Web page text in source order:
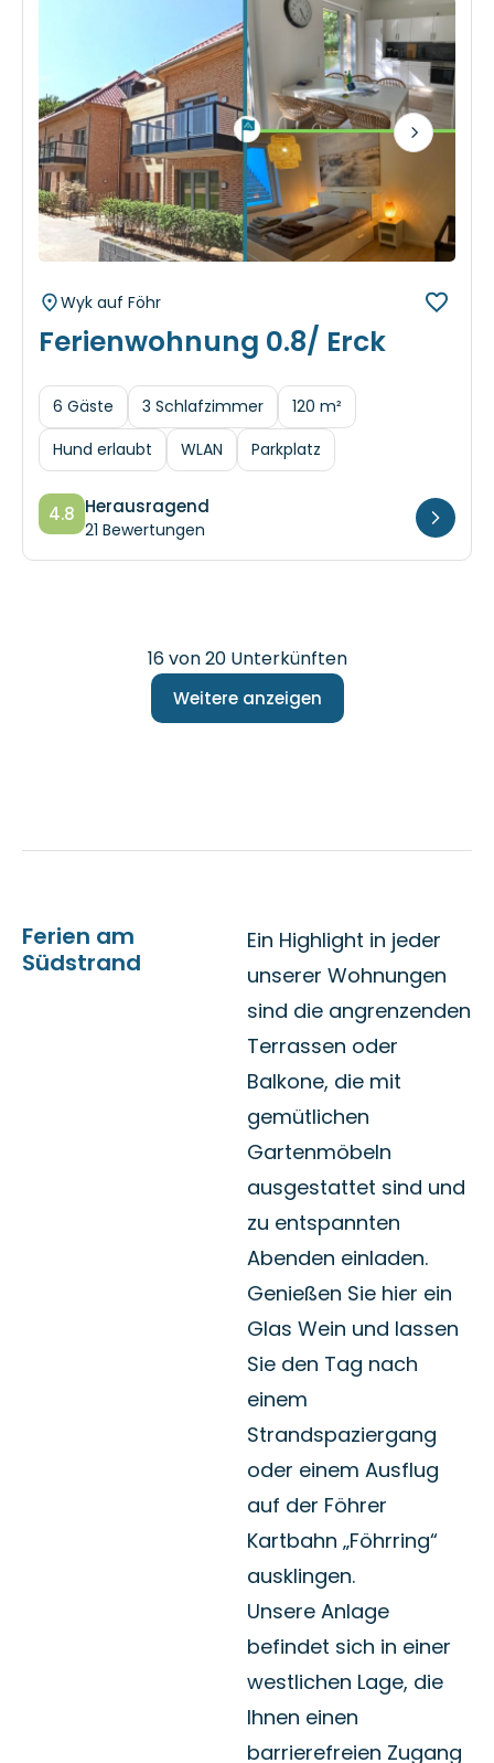
Next
Ferienwohnung 0.8/ Erck
Hund erlaubt
WLAN Parkplatz
Herausragend
21 Bewertungen
Weitere anzeigen
Südstrand
unserer Wohnungen
sind die angrenzenden
Terrassen oder
Balkone, die mit
gemütlichen
Gartenmöbeln
ausgestattet sind und
zu entspannten
Abenden einladen.
Genießen Sie hier ein
Glas Wein und lassen
Sie den Tag nach
einem
Strandspaziergang
oder einem Ausflug
auf der Föhrer
Kartbahn „Föhrring“
ausklingen.
Unsere Anlage
befindet sich in einer
westlichen Lage, die
Ihnen einen
barrierefreien Zugang
zum 350 m entfernten